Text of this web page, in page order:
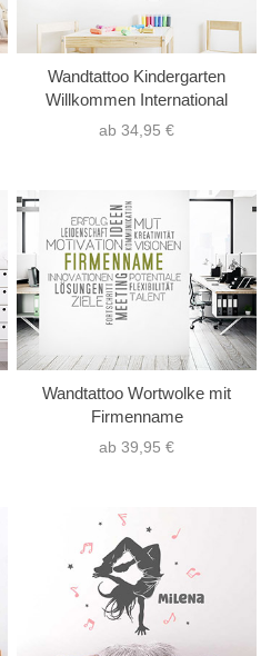
Wandtattoo Kindergarten
Willkommen International
ab 34,95 €
Wandtattoo Wortwolke mit
Firmenname
ab 39,95 €